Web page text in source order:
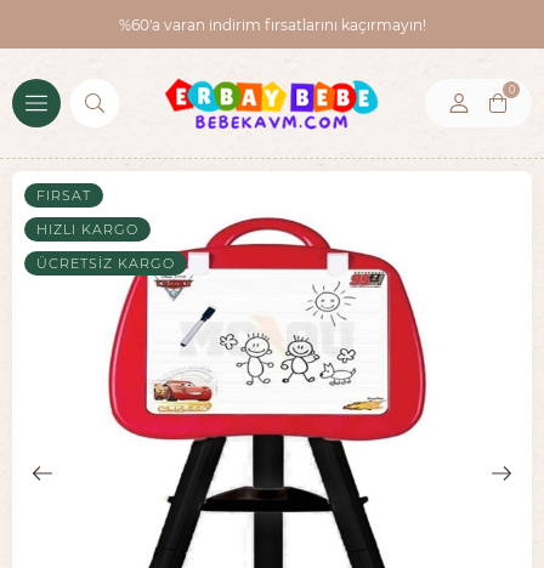
%60'a varan indirim fırsatlarını kaçırmayın!
0
FIRSAT
HIZLI KARGO
ÜCRETSIZ KARGO